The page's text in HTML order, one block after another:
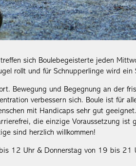
sich Boulebegeisterte jeden
rollt und für Schnupperlinge wird ein
Bewegung und Begegnung an der
verbessern sich. Boule ist für
mit Handicaps sehr gut
die einzige Voraussetzung ist
sind herzlich willkommen!
12 Uhr & Donnerstag von 19 bis 21